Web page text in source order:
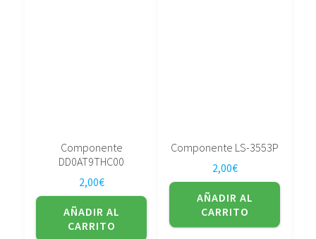
Componente
DD0AT9THC00
2,00€
AÑADIR AL
CARRITO
Componente LS-3553P
2,00€
AÑADIR AL
CARRITO